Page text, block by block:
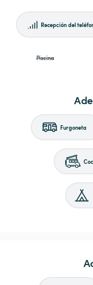
Recepción del
Piscina
Furgoneta